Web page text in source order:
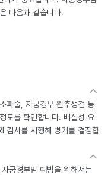
다음과 같습니다.
파술, 자궁경부 원추생검 등
도를 확인합니다. 배설성 요
검사를 시행해 병기를 결정합
궁경부암 예방을 위해서는